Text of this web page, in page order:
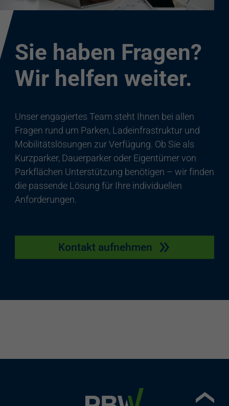
Sie haben Fragen?
Wir helfen weiter.
Unser engagiertes Team steht Ihnen bei allen
Fragen rund um Parken, Ladeinfrastruktur und
Mobilitätslösungen zur Verfügung. Ob Sie als
Kurzparker, Dauerparker oder Eigentümer von
Parkflächen Unterstützung benötigen – wir finden
die passende Lösung für Ihre individuellen
Anforderungen.
Kontakt aufnehmen